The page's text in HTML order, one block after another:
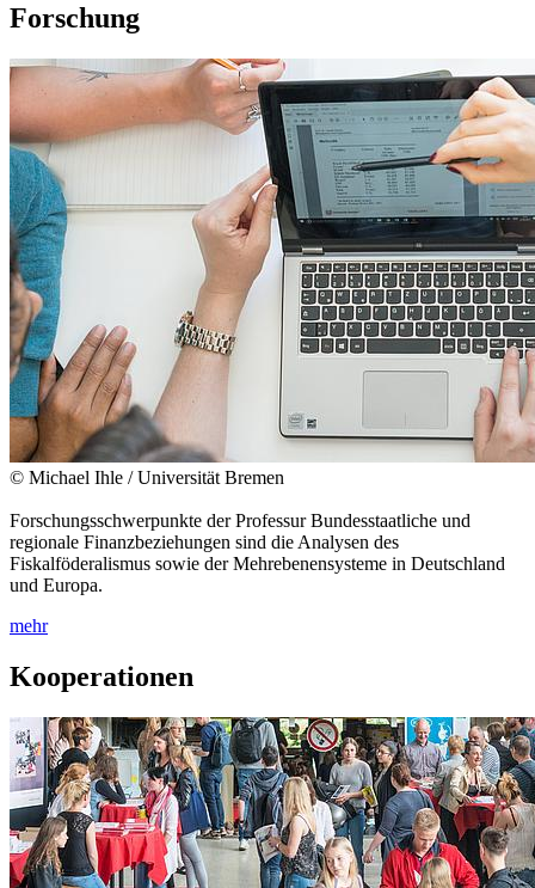
Forschung
© Michael Ihle / Universität Bremen
Forschungsschwerpunkte der Professur Bundesstaatliche und
regionale Finanzbeziehungen sind die Analysen des
Fiskalföderalismus sowie der Mehrebenensysteme in Deutschland
und Europa.
mehr
Kooperationen